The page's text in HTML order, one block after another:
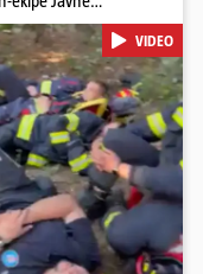
55 ljudi sa 17
je i dalje ozbiljna zbog
Zato ostaju i
VIDEO